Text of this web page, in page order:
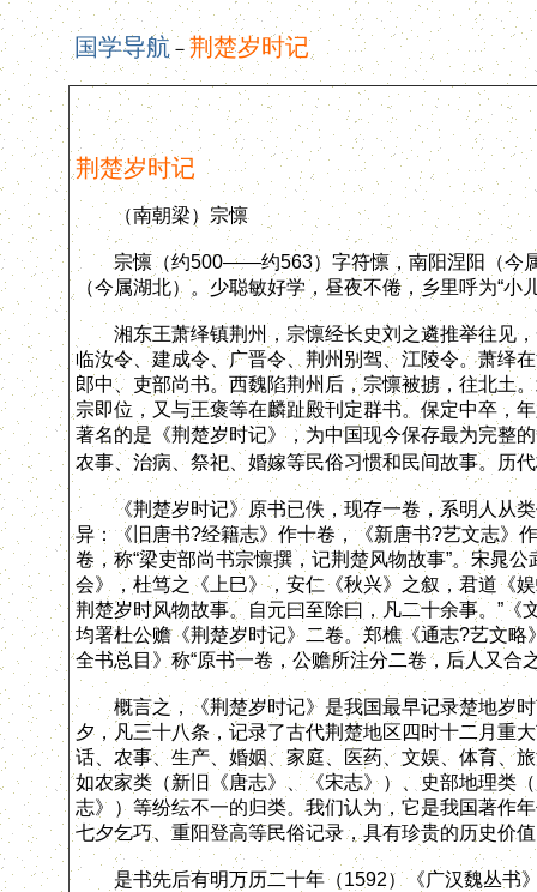
国学导航 － 荆楚岁时记
荆楚岁时记
（南朝梁）宗懔
宗懔（约500——约563）字符懔，南阳涅阳（今属
（今属湖北）。少聪敏好学，昼夜不倦，乡里呼为“小
湘东王萧绎镇荆州，宗懔经长史刘之遴推举往见，
临汝令、建成令、广晋令、荆州别驾、江陵令。萧绎
郎中、吏部尚书。西魏陷荆州后，宗懔被掳，往北土
宗即位，又与王褒等在麟趾殿刊定群书。保定中卒，
著名的是《荆楚岁时记》，为中国现今保存最为完整
农事、治病、祭祀、婚嫁等民俗习惯和民间故事。历
《荆楚岁时记》原书已佚，现存一卷，系明人从类
异：《旧唐书?经籍志》作十卷，《新唐书?艺文志》
卷，称“梁吏部尚书宗懔撰，记荆楚风物故事”。宋晁
会》，杜笃之《上巳》，安仁《秋兴》之叙，君道《
荆楚岁时风物故事。自元曰至除曰，凡二十余事。”
均署杜公赡《荆楚岁时记》二卷。郑樵《通志?艺文
全书总目》称“原书一卷，公赡所注分二卷，后人又合
概言之，《荆楚岁时记》是我国最早记录楚地岁时
夕，凡三十八条，记录了古代荆楚地区四时十二月重
话、农事、生产、婚姻、家庭、医药、文娱、体育、
如农家类（新旧《唐志》、《宋志》）、史部地理类
志》）等纷纭不一的归类。我们认为，它是我国著作
七夕乞巧、重阳登高等民俗记录，具有珍贵的历史价
是书先后有明万历二十年（1592）《广汉魏丛书